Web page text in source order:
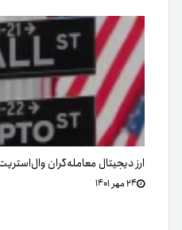
ارز دیجیتال معامله‌گران
۲۴ مهر ۱۴۰۱